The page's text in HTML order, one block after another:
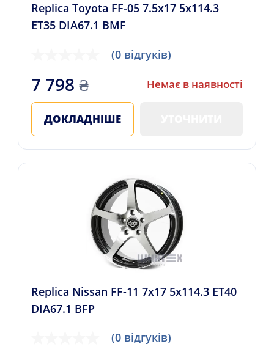
Replica Toyota FF-05 7.5x17 5x114.3
ET35 DIA67.1 BMF
(0 відгуків)
7 798 ₴ Немає в наявності
ДОКЛАДНІШЕ
Replica Nissan FF-11 7x17 5x114.3 ET40
DIA67.1 BFP
(0 відгуків)